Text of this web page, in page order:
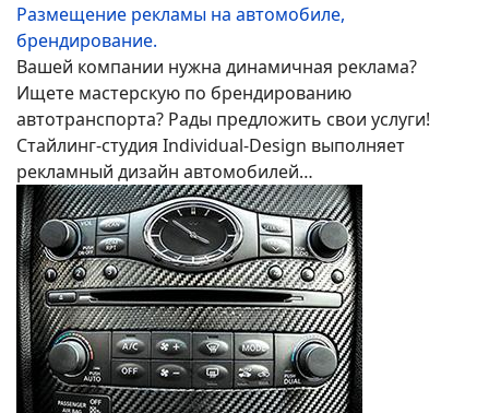
Размещение рекламы на автомобиле,
брендирование.
Вашей компании нужна динамичная реклама?
Ищете мастерскую по брендированию
автотранспорта? Рады предложить свои услуги!
Стайлинг-студия Individual-Design выполняет
рекламный дизайн автомобилей…